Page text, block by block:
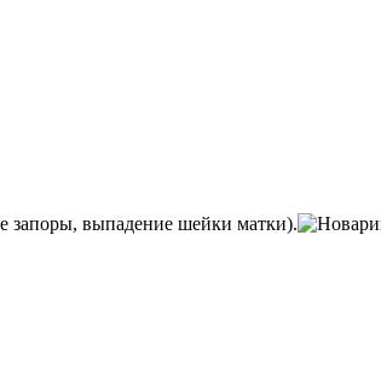
запоры, выпадение шейки матки).